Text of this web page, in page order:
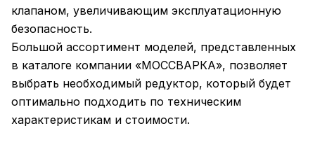
клапаном, увеличивающим эксплуатационную
безопасность.
Большой ассортимент моделей, представленных
в каталоге компании «МОССВАРКА», позволяет
выбрать необходимый редуктор, который будет
оптимально подходить по техническим
характеристикам и стоимости.